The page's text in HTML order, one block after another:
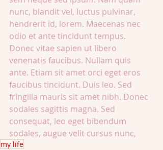
nunc, blandit vel, luctus pulvinar,
hendrerit id, lorem. Maecenas nec
odio et ante tincidunt tempus.
Donec vitae sapien ut libero
venenatis faucibus. Nullam quis
ante. Etiam sit amet orci eget eros
faucibus tincidunt. Duis leo. Sed
fringilla mauris sit amet nibh. Donec
sodales sagittis magna. Sed
consequat, leo eget bibendum
sodales, augue velit cursus nunc,
my life